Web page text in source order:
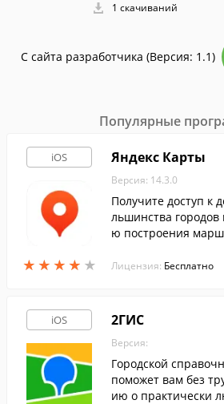
1 скачиваний
С сайта разработчика (Версия: 1.1)
Популярные
iOS
★ ★ ★ ★ ★
★ ★ ★ ★ ★
Яндекс Карты
Версия: 14.3.0
Получите доступ к
льшинства
ю построения
й программы.
Лицензия: Бесплатно
iOS 2ГИС
Версия:
Городской
поможет вам без
ию о практически